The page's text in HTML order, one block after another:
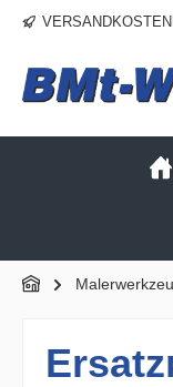
Hauptinhalt
Zur Suche springen
Zur